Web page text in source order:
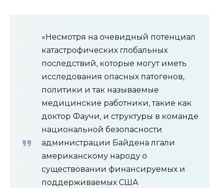
«Несмотря на очевидный потенциал
катастрофических глобальных
последствий, которые могут иметь
исследования опасных патогенов,
политики и так называемые
медицинские работники, такие как
доктор Фаучи, и структуры в команде
национальной безопасности
администрации Байдена лгали
американскому народу о
существовании финансируемых и
поддерживаемых США